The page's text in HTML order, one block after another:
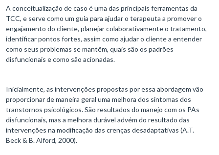
A conceitualização de caso é uma das principais ferramentas da
TCC, e serve como um guia para ajudar o terapeuta a promover o
engajamento do cliente, planejar colaborativamente o tratamento,
identificar pontos fortes, assim como ajudar o cliente a entender
como seus problemas se mantêm, quais são os padrões
disfuncionais e como são acionadas.
Inicialmente, as intervenções propostas por essa abordagem vão
proporcionar de maneira geral uma melhora dos sintomas dos
transtornos psicológicos. São resultados do manejo com os PAs
disfuncionais, mas a melhora durável advém do resultado das
intervenções na modificação das crenças desadaptativas (A.T.
Beck & B. Alford, 2000).